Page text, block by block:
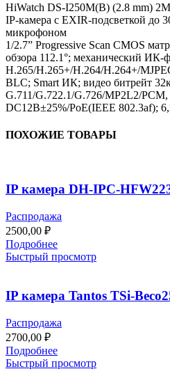
HiWatch DS-I250M(B) (2.8 mm)
IP-камера с EXIR-подсветкой до
микрофоном
1/2.7” Progressive Scan CMOS
обзора 112.1°; механический ИК-
H.265/H.265+/H.264/H.264+/
BLC; Smart ИК; видео битрейт
G.711/G.722.1/G.726/MP2L2/PCM,
DC12В±25%/PoE(IEEE 802.3af);
ПОХОЖИЕ ТОВАРЫ
IP камера DH-IPC-
Распродажа
2500,00 ₽
Подробнее
Быстрый просмотр
IP камера Tantos TSi-
Распродажа
2700,00 ₽
Подробнее
Быстрый просмотр